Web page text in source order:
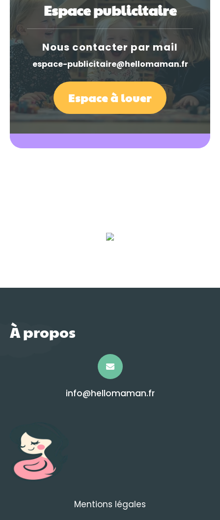
Espace publicitaire
Nous contacter par mail
espace-publicitaire@hellomaman.fr
Espace à louer
À propos
info@hellomaman.fr
Mentions légales